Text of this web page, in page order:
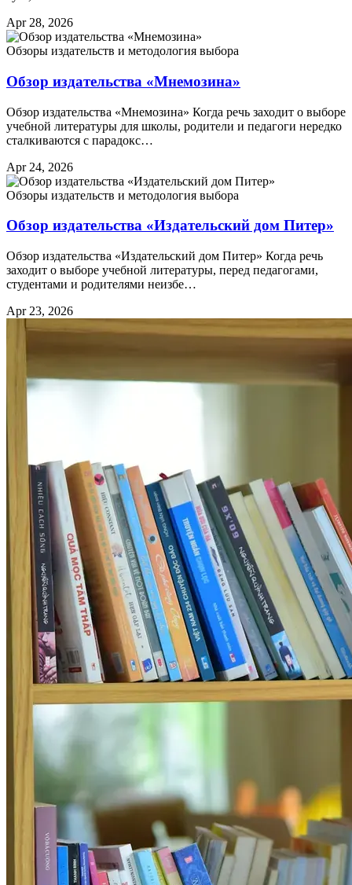
Apr 28, 2026
Обзоры издательств и методология выбора
Обзор издательства «Мнемозина»
Обзор издательства «Мнемозина» Когда речь заходит о выборе
учебной литературы для школы, родители и педагоги нередко
сталкиваются с парадокс…
Apr 24, 2026
Обзоры издательств и методология выбора
Обзор издательства «Издательский дом Питер»
Обзор издательства «Издательский дом Питер» Когда речь
заходит о выборе учебной литературы, перед педагогами,
студентами и родителями неизбе…
Apr 23, 2026